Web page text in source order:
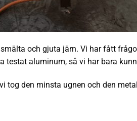
och gjuta järn. Vi har fått
aluminum, så vi har bara
tog den minsta ugnen och den